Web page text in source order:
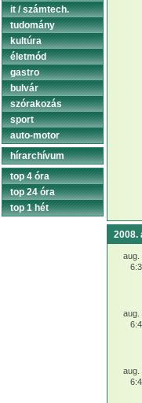
2008.
aug.
aug.
aug.
it / számtech.
tudomány
kultúra
életmód
gastro
bulvár
szórakozás
sport
auto-motor
hírarchívum
top 4 óra
top 24 óra
top 1 hét